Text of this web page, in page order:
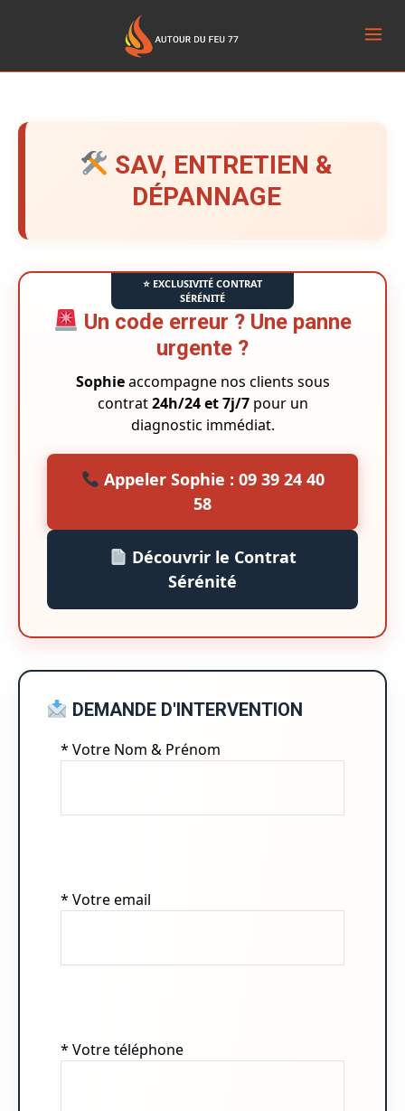
SAV, ENTRETIEN &
DÉPANNAGE
Un code erreur ? Une panne
urgente ?
Sophieaccompagne nos clients sous
contrat24h/24 et 7j/7pour un
diagnostic immédiat.
Appeler Sophie : 09 39 24 40
58
Découvrir le Contrat
Sérénité
DEMANDE D'INTERVENTION
* Votre Nom & Prénom
* Votre email
* Votre téléphone